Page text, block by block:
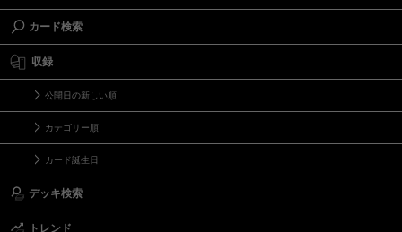
カード検索
収録
公開日の新しい順
カテゴリー順
カード誕生日
デッキ検索
トレンド